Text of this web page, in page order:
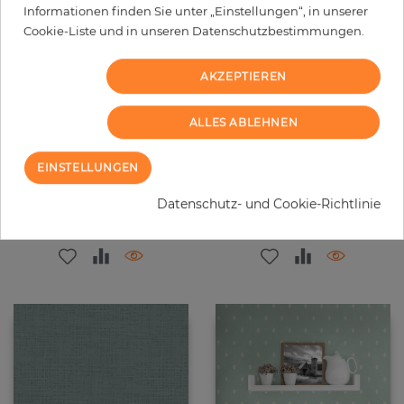
Oskar
Preis
99,00 €
Informationen finden Sie unter „Einstellungen“, in unserer
Cookie-Liste und in unseren Datenschutzbestimmungen.
AKZEPTIEREN
ALLES ABLEHNEN
EINSTELLUNGEN
Datenschutz- und Cookie-Richtlinie